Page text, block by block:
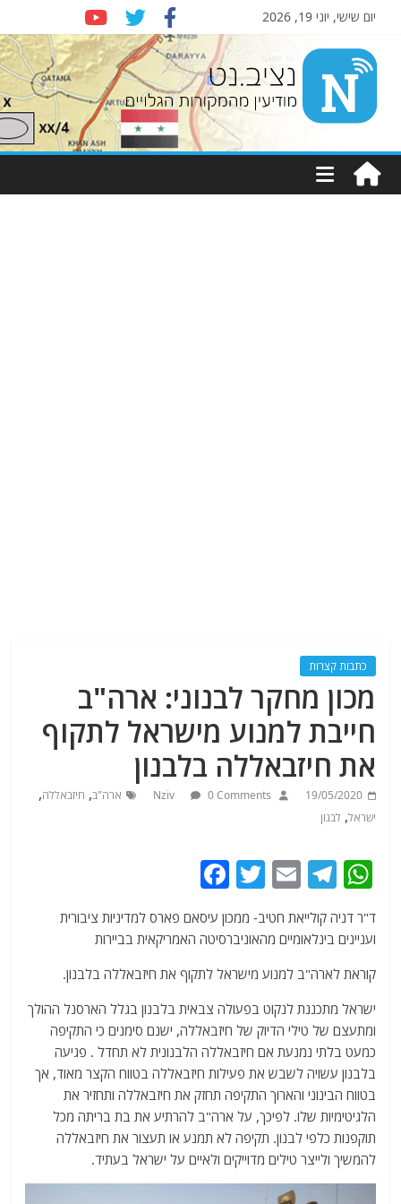
יום שישי, יוני 19, 2026
Nziv.net
מודיעין
מהמקורות
כתבות קצרות
מכון מחקר לבנוני: ארה"ב
חייבת למנוע מישראל לתקוף
את חיזבאללה בלבנון
19/05/2020
Nziv 0 Comments ארה"ב, חיזבאללה,
ישראל, לבנון
W
at
s
A
p
p
T
e
g
ra
m
E
ai
l
T
itt
er
c
e
b
o
o
k
ד"ר דניה קולייאת חטיב- ממכון עיסאם פארס למדיניות ציבורית
ועניינים בינלאומיים מהאוניברסיטה האמריקאית בביירות
קוראת לארה"ב למנוע מישראל לתקוף את חיזבאללה בלבנון.
ישראל מתכננת לנקוט בפעולה צבאית בלבנון בגלל הארסנל ההולך
ומתעצם של טילי הדיוק של חיזבאללה, ישנם סימנים כי התקיפה
כמעט בלתי נמנעת אם חיזבאללה הלבנונית לא תחדל . פגיעה
בלבנון עשויה לשבש את פעילות חיזבאללה בטווח הקצר מאוד, אך
בטווח הבינוני והארוך התקיפה תחזק את חיזבאללה ותחזיר את
הלגיטימיות שלו. לפיכך, על ארה"ב להרתיע את בת בריתה מכל
תוקפנות כלפי לבנון. תקיפה לא תמנע או תעצור את חיזבאללה
להמשיך ולייצר טילים מדוייקים ולאיים על ישראל בעתיד.